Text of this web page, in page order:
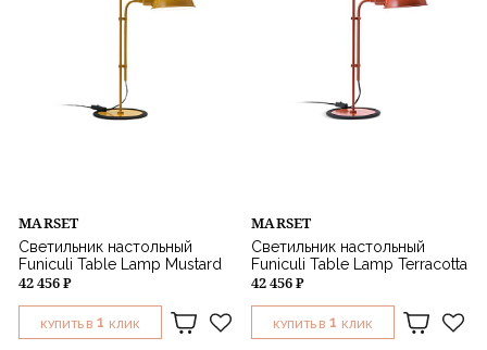
MARSET
Светильник настольный
Funiculi Table Lamp Mustard
42 456 ₽
КУПИТЬ В 1 КЛИК
MARSET
Светильник настольный
Funiculi Table Lamp Terracotta
42 456 ₽
КУПИТЬ В 1 КЛИК